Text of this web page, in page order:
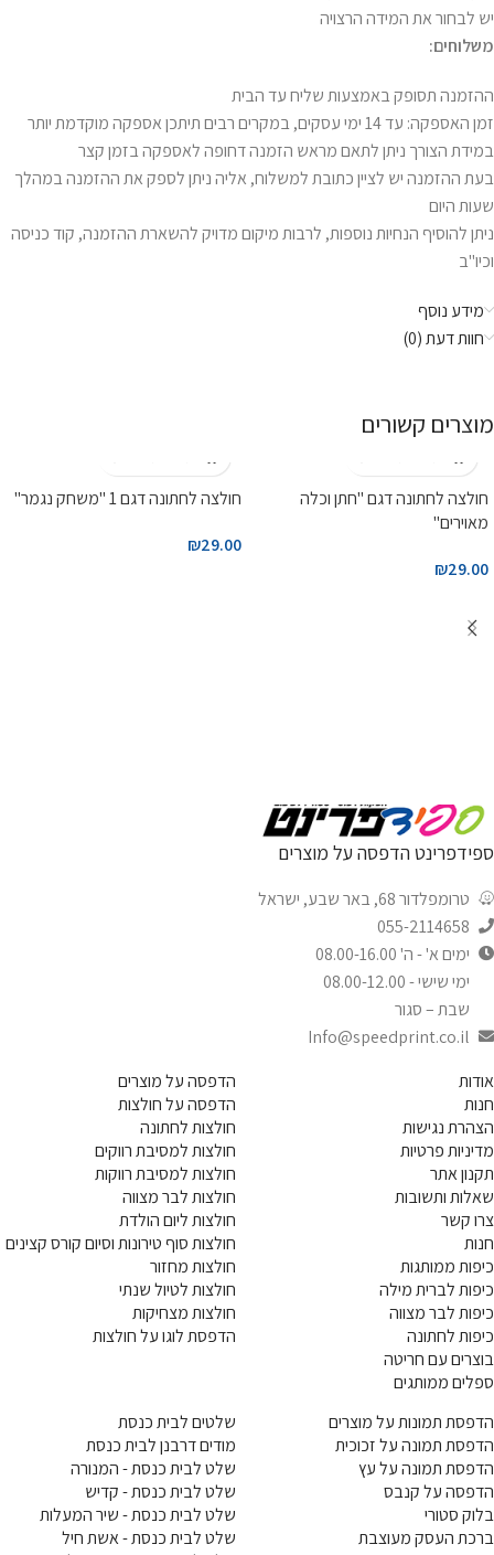
יש לבחור את המידה הרצויה
משלוחים:
ההזמנה תסופק באמצעות שליח עד הבית
זמן האספקה: עד 14 ימי עסקים, במקרים רבים תיתכן אספקה מוקדמת יותר
במידת הצורך ניתן לתאם מראש הזמנה דחופה לאספקה בזמן קצר
בעת ההזמנה יש לציין כתובת למשלוח, אליה ניתן לספק את ההזמנה במהלך
שעות היום
ניתן להוסיף הנחיות נוספות, לרבות מיקום מדויק להשארת ההזמנה, קוד כניסה
וכיו"ב
מידע נוסף
חוות דעת (0)
מוצרים קשורים
חולצה לחתונה דגם "חתן וכלה
מאוירים"
₪29.00
חולצה לחתונה דגם 1 "משחק נגמר"
₪29.00
ספידפרינט הדפסה על מוצרים
טרומפלדור 68, באר שבע, ישראל
055-2114658
ימים א' - ה' 08.00-16.00
ימי שישי - 08.00-12.00
שבת – סגור
Info@speedprint.co.il
אודות
חנות
הצהרת נגישות
מדיניות פרטיות
תקנון אתר
שאלות ותשובות
צרו קשר
חנות
כיפות ממותגות
כיפות לברית מילה
כיפות לבר מצווה
כיפות לחתונה
בוצרים עם חריטה
ספלים ממותגים
הדפסה על מוצרים
הדפסה על חולצות
חולצות לחתונה
חולצות למסיבת רווקים
חולצות למסיבת רווקות
חולצות לבר מצווה
חולצות ליום הולדת
חולצות סוף טירונות וסיום קורס קצינים
חולצות מחזור
חולצות לטיול שנתי
חולצות מצחיקות
הדפסת לוגו על חולצות
הדפסת תמונות על מוצרים
הדפסת תמונה על זכוכית
הדפסת תמונה על עץ
הדפסה על קנבס
בלוק סטורי
ברכת העסק מעוצבת
שלטים לבית כנסת
מודים דרבנן לבית כנסת
שלט לבית כנסת - המנורה
שלט לבית כנסת - קדיש
שלט לבית כנסת - שיר המעלות
שלט לבית כנסת - אשת חיל